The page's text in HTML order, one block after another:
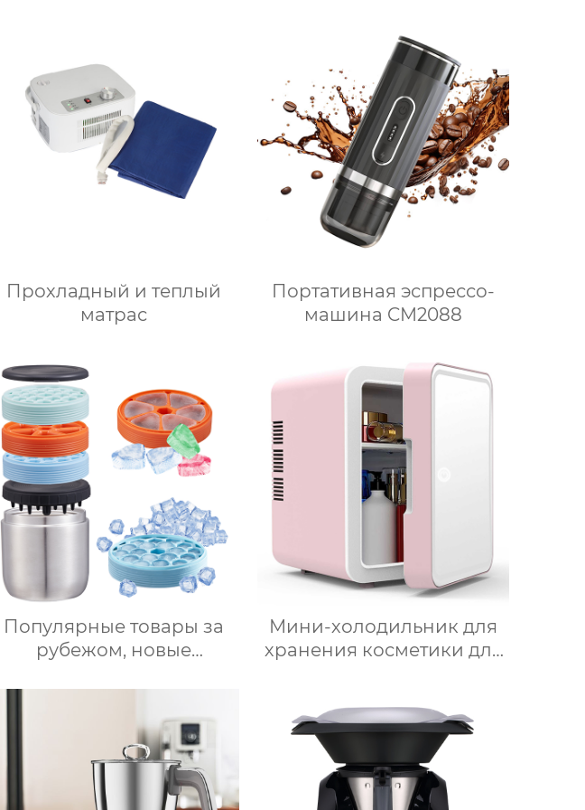
Прохладный и теплый
матрас
Портативная эспрессо-
машина CM2088
Популярные товары за
рубежом, новые
стали, изоляционные
ведерки, многослойное
приготовление льда,
быстрое высвобождение,
Мини-холодильник для
хранения косметики для
Фруктовый напиток,
грудное молоко,
автомобильный мини-
холодильник